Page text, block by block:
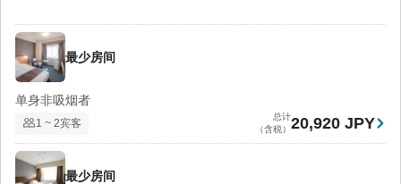
最少房间
单身非吸烟者
1 ~ 2宾客
总计
（含税） 20,920 JPY
最少房间